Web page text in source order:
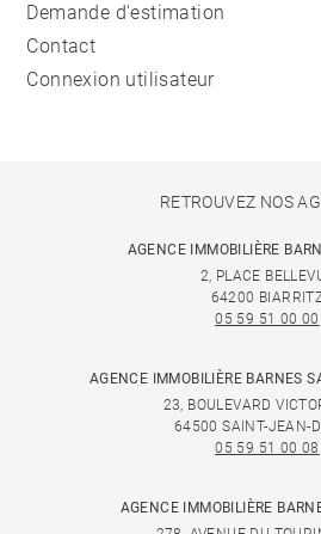
Demande d'estimation
Contact
Connexion utilisateur
RETROUVEZ NOS
AGENCE IMMOBILIÈRE
2, PLACE
64200
05 59 51 00 00
AGENCE IMMOBILIÈRE BARNES
23, BOULEVARD
64500 SAINT-JEAN-
05 59 51 00 08
AGENCE IMMOBILIÈRE